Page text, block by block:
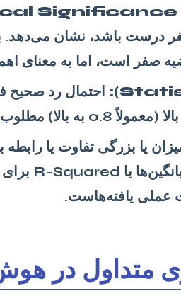
صفر است، اما به معنای
احتمال رد صحیح
و اندازه اثر بستگی دارد.
یا بزرگی تفاوت یا
عملی یافته‌هاست.